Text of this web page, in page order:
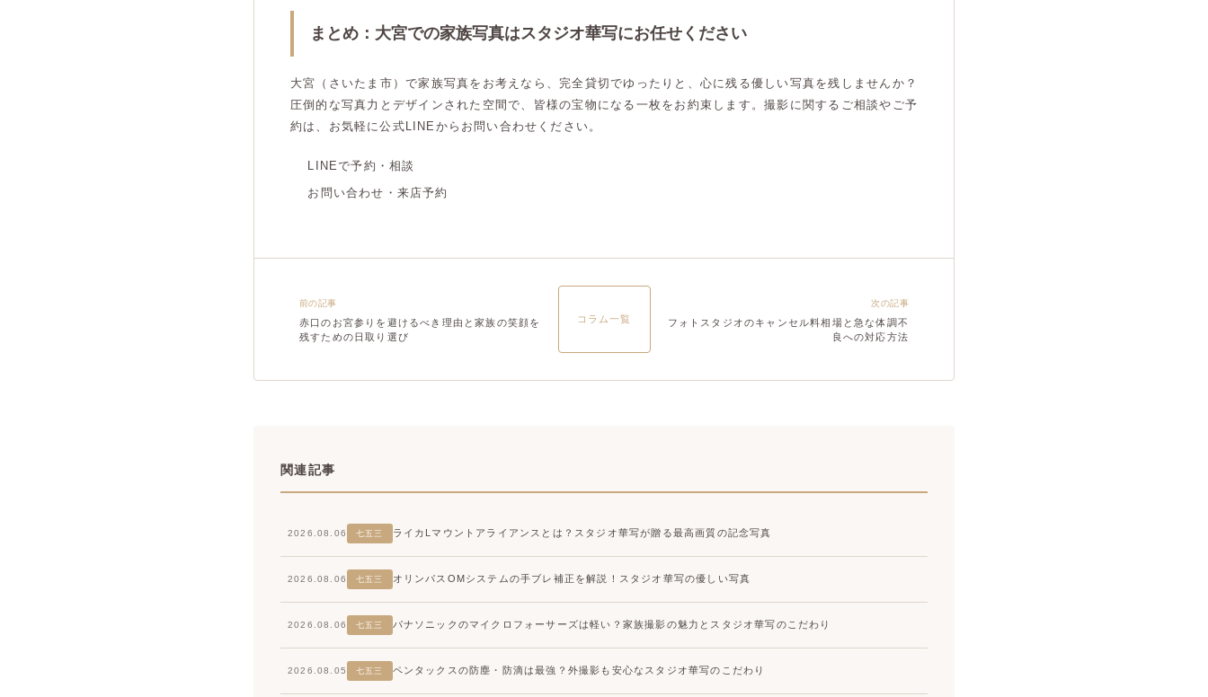
まとめ：大宮での家族写真はスタジオ華写にお任せください
大宮（さいたま市）で家族写真をお考えなら、完全貸切でゆったりと、心に残る優しい写真を残しませんか？
圧倒的な写真力とデザインされた空間で、皆様の宝物になる一枚をお約束します。撮影に関するご相談やご予
約は、お気軽に公式LINEからお問い合わせください。
LINEで予約・相談
お問い合わせ・来店予約
前の記事
赤口のお宮参りを避けるべき理由と家族の笑顔を
残すための日取り選び
コラム一覧
次の記事
フォトスタジオのキャンセル料相場と急な体調不
良への対応方法
関連記事
2026.08.06 七五三 ライカLマウントアライアンスとは？スタジオ華写が贈る最高画質の記念写真
2026.08.06 七五三 オリンパスOMシステムの手ブレ補正を解説！スタジオ華写の優しい写真
2026.08.06 七五三 パナソニックのマイクロフォーサーズは軽い？家族撮影の魅力とスタジオ華写のこだわり
2026.08.05 七五三 ペンタックスの防塵・防滴は最強？外撮影も安心なスタジオ華写のこだわり
大宮店
大宮店